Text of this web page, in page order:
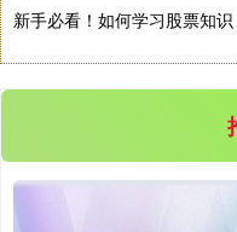
新手必看！如何学习股票知